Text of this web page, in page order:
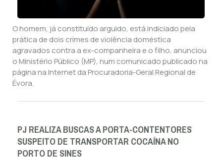
O homem, já constituído arguido, está indiciado pela
prática de dois crimes de violência doméstica
agravados contra a ex-companheira e o filho, anunciou
o Ministério Público (MP), num comunicado publicado na
página na Internet da Procuradoria-Geral Regional de
Évora.
PJ REALIZA BUSCAS A PORTA-CONTENTORES
SUSPEITO DE TRANSPORTAR COCAÍNA NO
PORTO DE SINES